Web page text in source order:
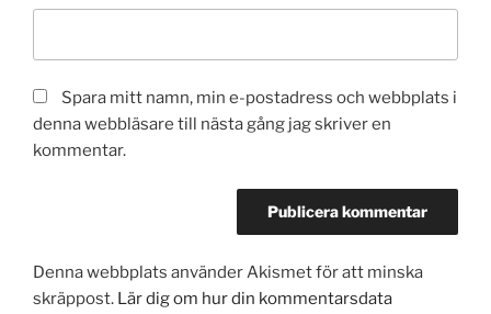
Spara mitt namn, min e-postadress och webbplats i
denna webbläsare till nästa gång jag skriver en
kommentar.
Denna webbplats använder Akismet för att minska
skräppost. Lär dig om hur din kommentarsdata